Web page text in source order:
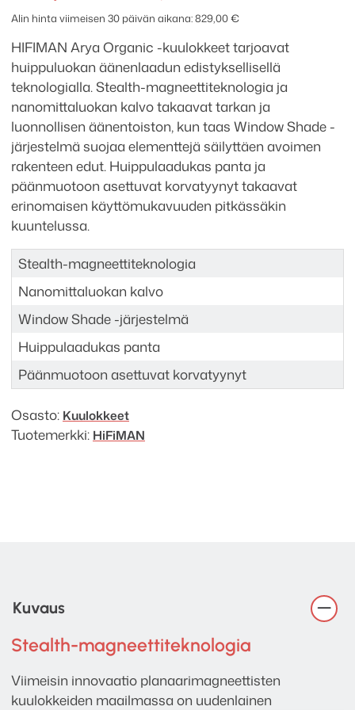
hinta
oli:
1099,00 €.
hinta
on:
829,00 €.
Alin hinta viimeisen 30 päivän aikana:829,00€
HIFIMAN Arya Organic -kuulokkeet tarjoavat
huippuluokan äänenlaadun edistyksellisellä
teknologialla. Stealth-magneettiteknologia ja
nanomittaluokan kalvo takaavat tarkan ja
luonnollisen äänentoiston, kun taas Window Shade -
järjestelmä suojaa elementtejä säilyttäen avoimen
rakenteen edut. Huippulaadukas panta ja
päänmuotoon asettuvat korvatyynyt takaavat
erinomaisen käyttömukavuuden pitkässäkin
kuuntelussa.
Stealth-magneettiteknologia
Nanomittaluokan kalvo
Window Shade -järjestelmä
Huippulaadukas panta
Päänmuotoon asettuvat korvatyynyt
Osasto: Kuulokkeet
Tuotemerkki: HiFiMAN
Kuvaus
Stealth-magneettiteknologia
Viimeisin innovaatio planaarimagneettisten
kuulokkeiden maailmassa on uudenlainen